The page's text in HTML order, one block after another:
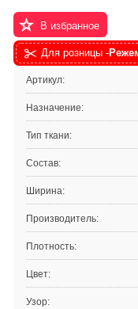
В избранное
Для розницы -
Артикул:
Назначение:
Тип ткани:
Состав:
Ширина:
Производитель:
Плотность:
Цвет:
Узор: